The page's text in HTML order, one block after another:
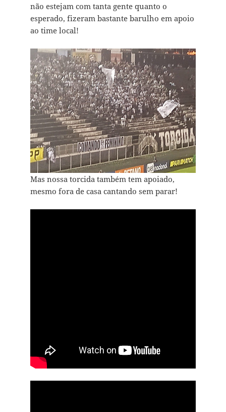
não estejam com tanta gente quanto o
esperado, fizeram bastante barulho em apoio
ao time local!
Mas nossa torcida também tem apoiado,
mesmo fora de casa cantando sem parar!